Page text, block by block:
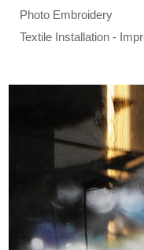
Photo Embroidery
Textile Installation -